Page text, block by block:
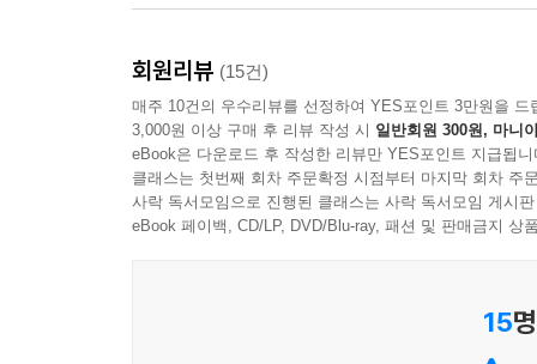
제9부 꽃이 핀 자리
나의 수필
돈독(敦篤)에 대하여
말복(末伏)
백로(白露)
생쥐
여덟 살의 배신
겁결에 얼굴을 들다가 아버지의 불호령이 생각나
이에서 헤어 나오셨다. 거기서 아버지가 쓰러지
록 더욱 뚜렷하게 그때가 되살아나서 등골이 오
뿐인데, ‘내 힘이니라’는 듯이 눈앞에 아버지의 반
드디어 강을 건넜을 때, 아버지는 모래바닥에 나
버지의 우시는 모습을 본 것은 그때 한번뿐이다.
이제 아버지와 나는 다시 아버지의 강에서 만났
참으로 이상한 일이다. 그가 세상을 떠난 다음 사
수필계에선 가장 탁월한 작가로 자리매김한 것이
과정이고 습작에 불과하니, 죽은 후에야 모든 예
작가임에 틀림없다.
-해설 중에서
그 해 봄을 견뎌내지 못했을 것이다. “달빛을 담뿍
소박한 구절이 내 가슴에 달빛처럼 비춰들었다,
딱지가 조금씩 내려앉고 있었다. 추억이란 단순
인해 알게 되었다. 추억 만들기란 삶에 있어 김장
정성화(수필가)
회원리뷰 (15건)
매주 10건의 우수리뷰를 선정하여 YES포인트 3만원을 드
3,000원 이상 구매 후 리뷰 작성 시 일반회원 300원, 마니
eBook은 다운로드 후 작성한 리뷰만 YES포인트 지급됩니
클래스는 첫번째 회차 주문확정 시점부터 마지막 회차 주
사락 독서모임으로 진행된 클래스는 사락 독서모임 게시
eBook 페이백, CD/LP, DVD/Blu-ray, 패션 및 판매금지 상
15